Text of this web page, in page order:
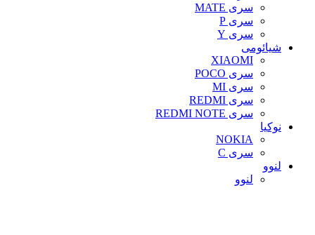
سری MATE
سری P
سری Y
شیائومی
XIAOMI
سری POCO
سری MI
سری REDMI
سری REDMI NOTE
نوکیا
NOKIA
سری C
لنوو
لنوو